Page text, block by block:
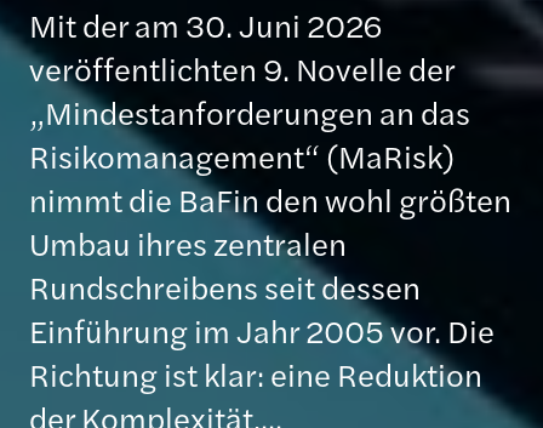
Mit der am 30. Juni 2026
veröffentlichten 9. Novelle der
„Mindestanforderungen an das
Risikomanagement“ (MaRisk)
nimmt die BaFin den wohl größten
Umbau ihres zentralen
Rundschreibens seit dessen
Einführung im Jahr 2005 vor. Die
Richtung ist klar: eine Reduktion
der Komplexität,...